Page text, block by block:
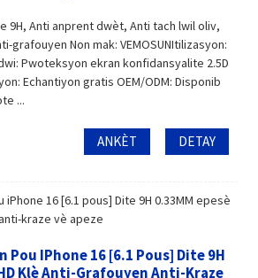
9H, Anti anprent dwèt, Anti tach lwil oliv,
grafouyen Non mak: VEMOSUNItilizasyon:
Pwoteksyon ekran konfidansyalite 2.5D
Echantiyon gratis OEM/ODM: Disponib
...
ANKÈT DETAY
Pou IPhone 16 [6.1 Pous] Dite 9H
Klè Anti-Grafouyen Anti-Kraze